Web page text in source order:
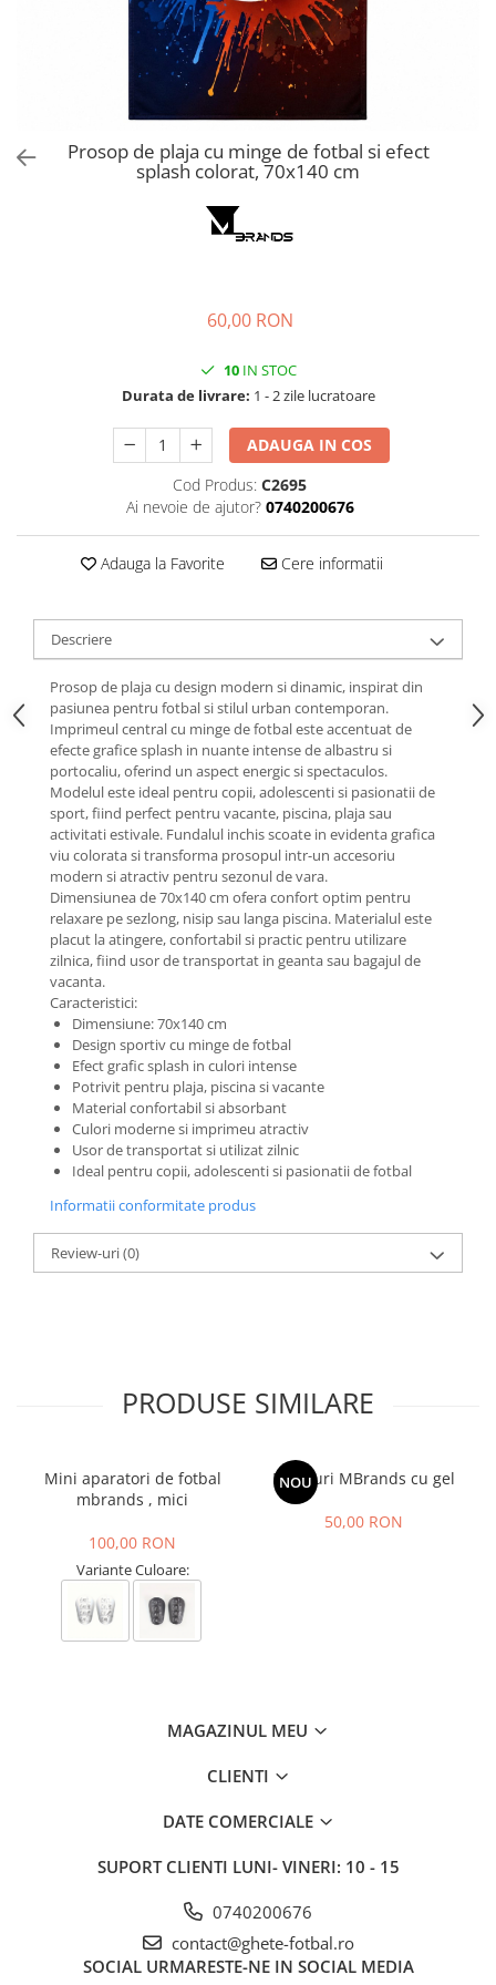
Prosop de plaja cu minge de fotbal si efect
splash colorat, 70x140 cm
60,00 RON
10IN STOC
Durata de livrare: 1 - 2 zile lucratoare
ADAUGA IN COS
Cod Produs: C2695
Ai nevoie de ajutor? 0740200676
Adauga la Favorite Cere informatii
Descriere
Prosop de plaja cu design modern si dinamic, inspirat din
pasiunea pentru fotbal si stilul urban contemporan.
Imprimeul central cu minge de fotbal este accentuat de
efecte grafice splash in nuante intense de albastru si
portocaliu, oferind un aspect energic si spectaculos.
Modelul este ideal pentru copii, adolescenti si pasionatii de
sport, fiind perfect pentru vacante, piscina, plaja sau
activitati estivale. Fundalul inchis scoate in evidenta grafica
viu colorata si transforma prosopul intr-un accesoriu
modern si atractiv pentru sezonul de vara.
Dimensiunea de 70x140 cm ofera confort optim pentru
relaxare pe sezlong, nisip sau langa piscina. Materialul este
placut la atingere, confortabil si practic pentru utilizare
zilnica, fiind usor de transportat in geanta sau bagajul de
vacanta.
Caracteristici:
Dimensiune: 70x140 cm
Design sportiv cu minge de fotbal
Efect grafic splash in culori intense
Potrivit pentru plaja, piscina si vacante
Material confortabil si absorbant
Culori moderne si imprimeu atractiv
Usor de transportat si utilizat zilnic
Ideal pentru copii, adolescenti si pasionatii de fotbal
Informatii conformitate produs
Review-uri(0)
PRODUSE SIMILARE
Mini aparatori de fotbal
mbrands , mici
100,00 RON
Variante Culoare:
NOU
Branturi MBrands cu gel
50,00 RON
MAGAZINUL MEU
CLIENTI
DATE COMERCIALE
SUPORT CLIENTI LUNI- VINERI: 10 - 15
0740200676
contact@ghete-fotbal.ro
SOCIAL URMARESTE-NE IN SOCIAL MEDIA